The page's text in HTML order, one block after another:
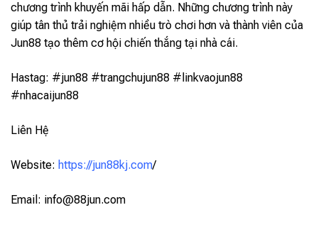
chương trình khuyến mãi hấp dẫn. Những chương trình này
giúp tân thủ trải nghiệm nhiều trò chơi hơn và thành viên của
Jun88 tạo thêm cơ hội chiến thắng tại nhà cái.
Hastag: #jun88 #trangchujun88 #linkvaojun88
#nhacaijun88
Liên Hệ
Website: https://jun88kj.com/
Email: info@88jun.com